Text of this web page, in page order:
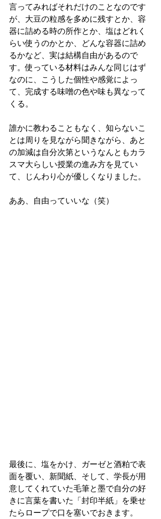
言ってみればそれだけのことなのです
が、大豆の粒感を多めに残すとか、容
器に詰める時の所作とか、塩はどれく
らい使うのかとか、どんな容器に詰め
るかなど、実は結構自由があるので
す。使っている材料はみんな同じはず
なのに、こうした個性や感覚によっ
て、完成する味噌の色や味も異なって
くる。
誰かに教わることもなく、知らないこ
とは周りを見ながら聞きながら、あと
の加減は自分次第というなんともカラ
スマ大らしい授業の進み方を見てい
て、じんわり心が優しくなりました。
ああ、自由っていいな（笑）
最後に、塩をかけ、ガーゼと酒粕で表
面を覆い、新聞紙、そして、学長が用
意してくれていた毛筆と墨で自分の好
きに言葉を書いた「封印半紙」を乗せ
たらロープで口を塞いでおきます。